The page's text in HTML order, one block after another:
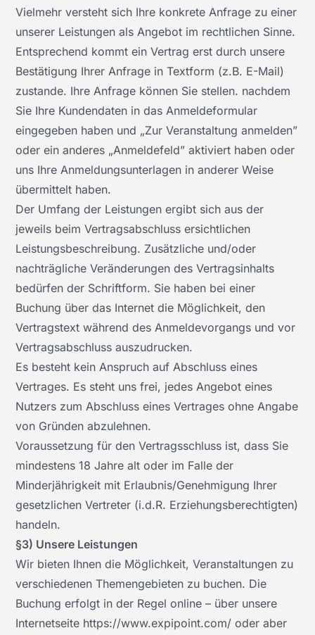
Vielmehr versteht sich Ihre konkrete Anfrage zu einer
unserer Leistungen als Angebot im rechtlichen Sinne.
Entsprechend kommt ein Vertrag erst durch unsere
Bestätigung Ihrer Anfrage in Textform (z.B. E-Mail)
zustande. Ihre Anfrage können Sie stellen. nachdem
Sie Ihre Kundendaten in das Anmeldeformular
eingegeben haben und „Zur Veranstaltung anmelden”
oder ein anderes „Anmeldefeld” aktiviert haben oder
uns Ihre Anmeldungsunterlagen in anderer Weise
übermittelt haben.
Der Umfang der Leistungen ergibt sich aus der
jeweils beim Vertragsabschluss ersichtlichen
Leistungsbeschreibung. Zusätzliche und/oder
nachträgliche Veränderungen des Vertragsinhalts
bedürfen der Schriftform. Sie haben bei einer
Buchung über das Internet die Möglichkeit, den
Vertragstext während des Anmeldevorgangs und vor
Vertragsabschluss auszudrucken.
Es besteht kein Anspruch auf Abschluss eines
Vertrages. Es steht uns frei, jedes Angebot eines
Nutzers zum Abschluss eines Vertrages ohne Angabe
von Gründen abzulehnen.
Voraussetzung für den Vertragsschluss ist, dass Sie
mindestens 18 Jahre alt oder im Falle der
Minderjährigkeit mit Erlaubnis/Genehmigung Ihrer
gesetzlichen Vertreter (i.d.R. Erziehungsberechtigten)
handeln.
§3) Unsere Leistungen
Wir bieten Ihnen die Möglichkeit, Veranstaltungen zu
verschiedenen Themengebieten zu buchen. Die
Buchung erfolgt in der Regel online – über unsere
Internetseite https://www.expipoint.com/ oder aber